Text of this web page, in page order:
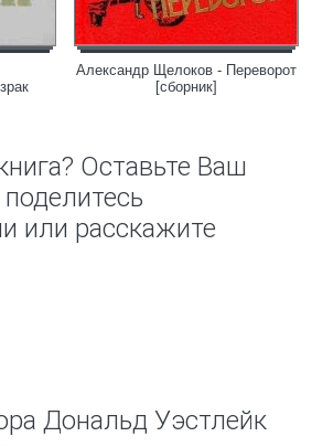
Александр Щелоков - Переворот
[сборник]
Оставьте Ваш
или расскажите
Дональд Уэстлейк